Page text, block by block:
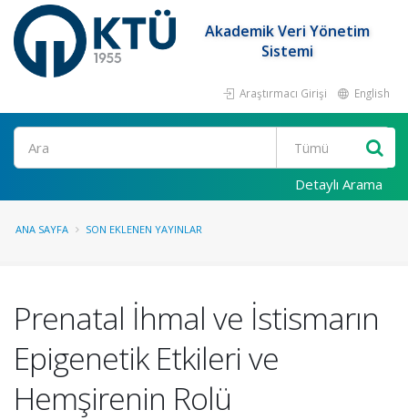
Akademik Veri Yönetim
Sistemi
Araştırmacı Girişi English
Ara
Detaylı Arama
ANA SAYFA SON EKLENEN YAYINLAR
Prenatal İhmal ve İstismarın
Epigenetik Etkileri ve
Hemşirenin Rolü